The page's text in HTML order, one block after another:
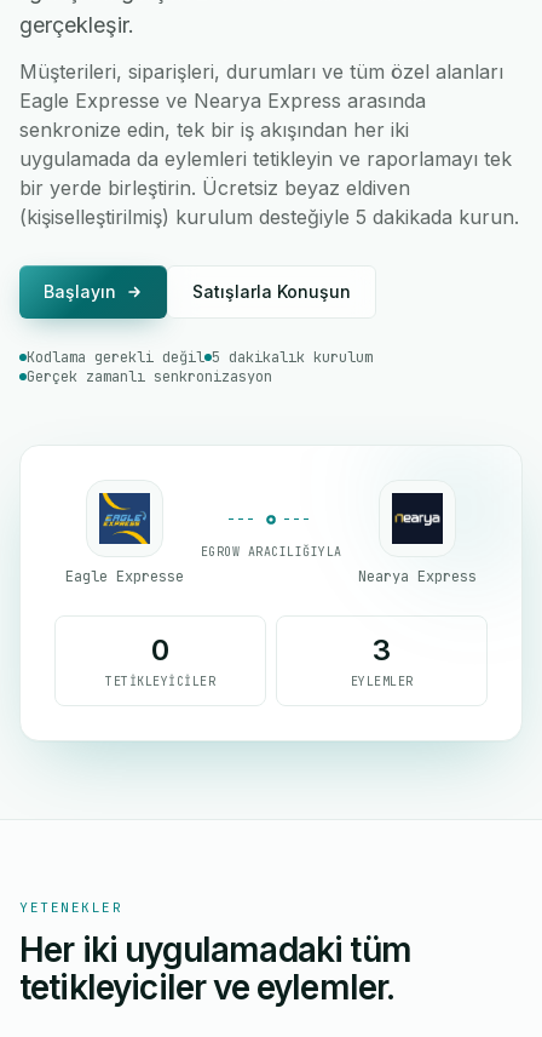
gerçekleşir.
Müşterileri, siparişleri, durumları ve tüm özel alanları
Eagle Expresse ve Nearya Express arasında
senkronize edin, tek bir iş akışından her iki
uygulamada da eylemleri tetikleyin ve raporlamayı tek
bir yerde birleştirin. Ücretsiz beyaz eldiven
(kişiselleştirilmiş) kurulum desteğiyle 5 dakikada kurun.
Başlayın Satışlarla Konuşun
Kodlama gerekli değil 5 dakikalık kurulum
Gerçek zamanlı senkronizasyon
Eagle Expresse
EGROW ARACILIĞIYLA
Nearya Express
0
TETIKLEYICILER
3
EYLEMLER
YETENEKLER
Her iki uygulamadaki tüm
tetikleyiciler ve eylemler.